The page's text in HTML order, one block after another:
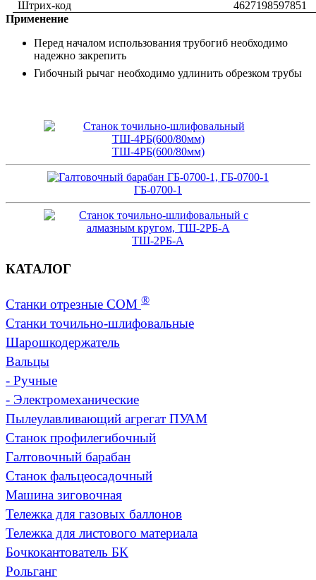
Штрих-код
4627198597851
Применение
Перед началом использования трубогиб необходимо
надежно закрепить
Гибочный рычаг необходимо удлинить обрезком трубы
ТШ-4РБ(600/80мм)
ГБ-0700-1
ТШ-2РБ-А
КАТАЛОГ
Станки отрезные СОМ ®
Станки точильно-шлифовальные
Шарошкодержатель
Вальцы
- Ручные
- Электромеханические
Пылеулавливающий агрегат ПУАМ
Станок профилегибочный
Галтовочный барабан
Станок фальцеосадочный
Машина зиговочная
Тележка для газовых баллонов
Тележка для листового материала
Бочкокантователь БК
Рольганг